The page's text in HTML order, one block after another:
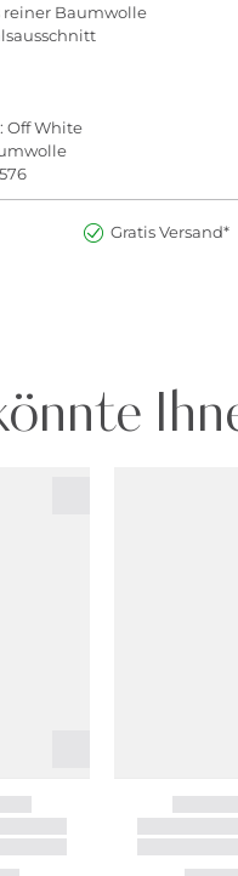
reiner Baumwolle
Off White
Gratis Versand*